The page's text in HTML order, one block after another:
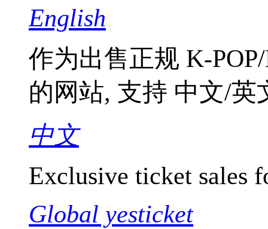
English
作为出售正规 K-
的网站, 支持 中文/英
中文
Exclusive ticket sales
Global yesticket